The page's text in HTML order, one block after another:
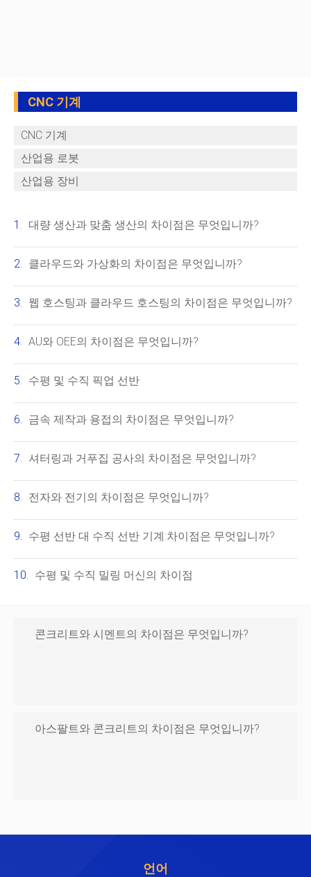
CNC 기계
CNC 기계
산업용 로봇
산업용 장비
대량 생산과 맞춤 생산의 차이점은 무엇입니까?
클라우드와 가상화의 차이점은 무엇입니까?
웹 호스팅과 클라우드 호스팅의 차이점은 무엇입니까?
AU와 OEE의 차이점은 무엇입니까?
수평 및 수직 픽업 선반
금속 제작과 용접의 차이점은 무엇입니까?
셔터링과 거푸집 공사의 차이점은 무엇입니까?
전자와 전기의 차이점은 무엇입니까?
수평 선반 대 수직 선반 기계:차이점은 무엇입니까?
수평 및 수직 밀링 머신의 차이점
콘크리트와 시멘트의 차이점은 무엇입니까?
아스팔트와 콘크리트의 차이점은 무엇입니까?
언어